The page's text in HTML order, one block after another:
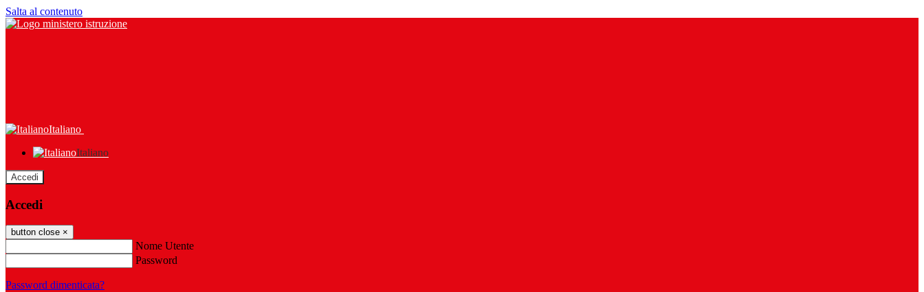
Salta al contenuto
Italiano
Italiano
Accedi
Accedi
button close ×
Nome Utente
Password
Password dimenticata?